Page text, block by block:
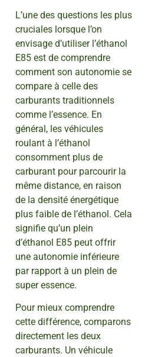
L’une des questions les plus
cruciales lorsque l’on
envisage d’utiliser l’éthanol
E85 est de comprendre
comment son autonomie se
compare à celle des
carburants traditionnels
comme l’essence. En
général, les véhicules
roulant à l’éthanol
consomment plus de
carburant pour parcourir la
même distance, en raison
de la densité énergétique
plus faible de l’éthanol. Cela
signifie qu’un plein
d’éthanol E85 peut offrir
une autonomie inférieure
par rapport à un plein de
super essence.
Pour mieux comprendre
cette différence, comparons
directement les deux
carburants. Un véhicule